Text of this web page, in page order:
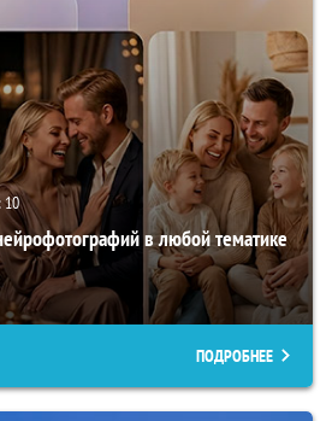
10
в любой тематике
ПОДРОБНЕЕ